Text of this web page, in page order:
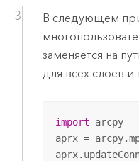
В следующем
заменяется на
для всех слоев и
import arcpy
aprx =